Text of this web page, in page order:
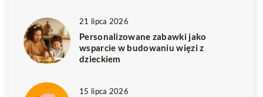
21 lipca 2026
Personalizowane zabawki jako
wsparcie w budowaniu więzi z
dzieckiem
15 lipca 2026